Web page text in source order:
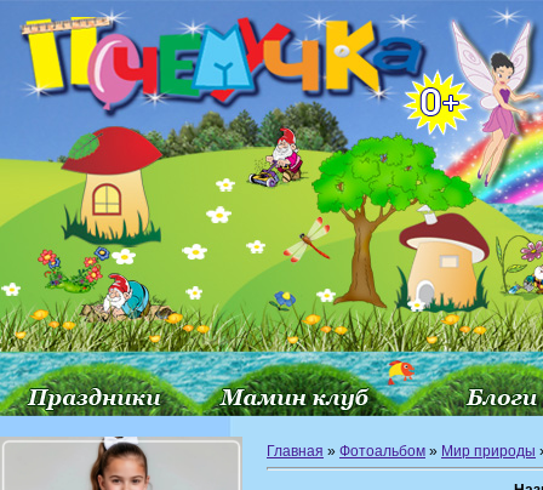
Главная » Фотоальбом » Мир природы